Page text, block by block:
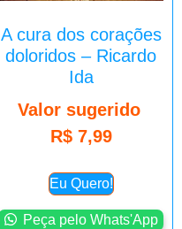
A cura dos corações
doloridos – Ricardo
Ida
Valor sugerido
R$7,99
Eu Quero!
Peça pelo Whats'App